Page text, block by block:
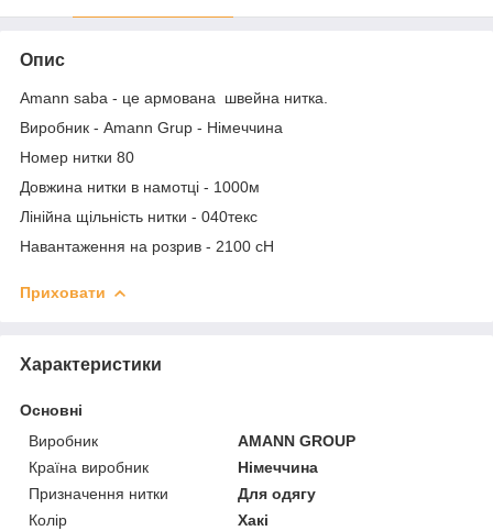
Опис
Amann saba - це армована швейна нитка.
Виробник - Amann Grup - Німеччина
Номер нитки 80
Довжина нитки в намотці - 1000м
Лінійна щільність нитки - 040текс
Навантаження на розрив - 2100 сН
Приховати
Характеристики
Основні
Виробник
AMANN GROUP
Країна виробник
Німеччина
Призначення нитки
Для одягу
Колір
Хакі